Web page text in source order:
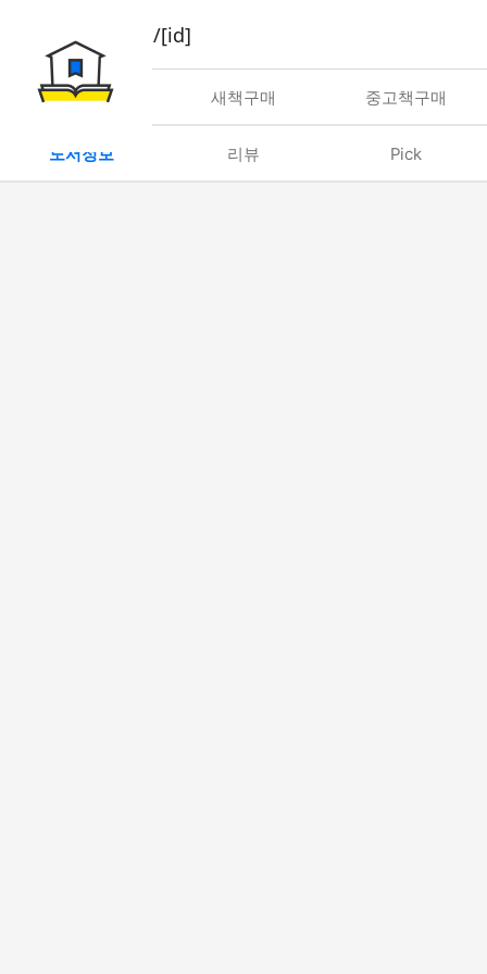
book/rent/[id]
대여 새책구매 중고책구매
도서정보 리뷰 Pick